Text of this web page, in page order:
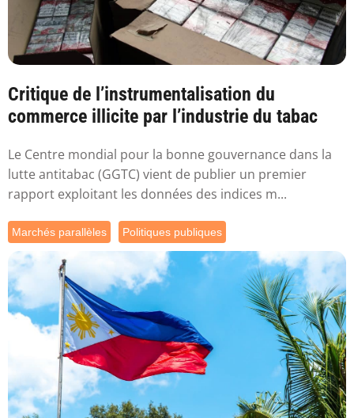
Critique de l’instrumentalisation du
commerce illicite par l’industrie du tabac
Le Centre mondial pour la bonne gouvernance dans la
lutte antitabac (GGTC) vient de publier un premier
rapport exploitant les données des indices m...
Marchés parallèles Politiques publiques